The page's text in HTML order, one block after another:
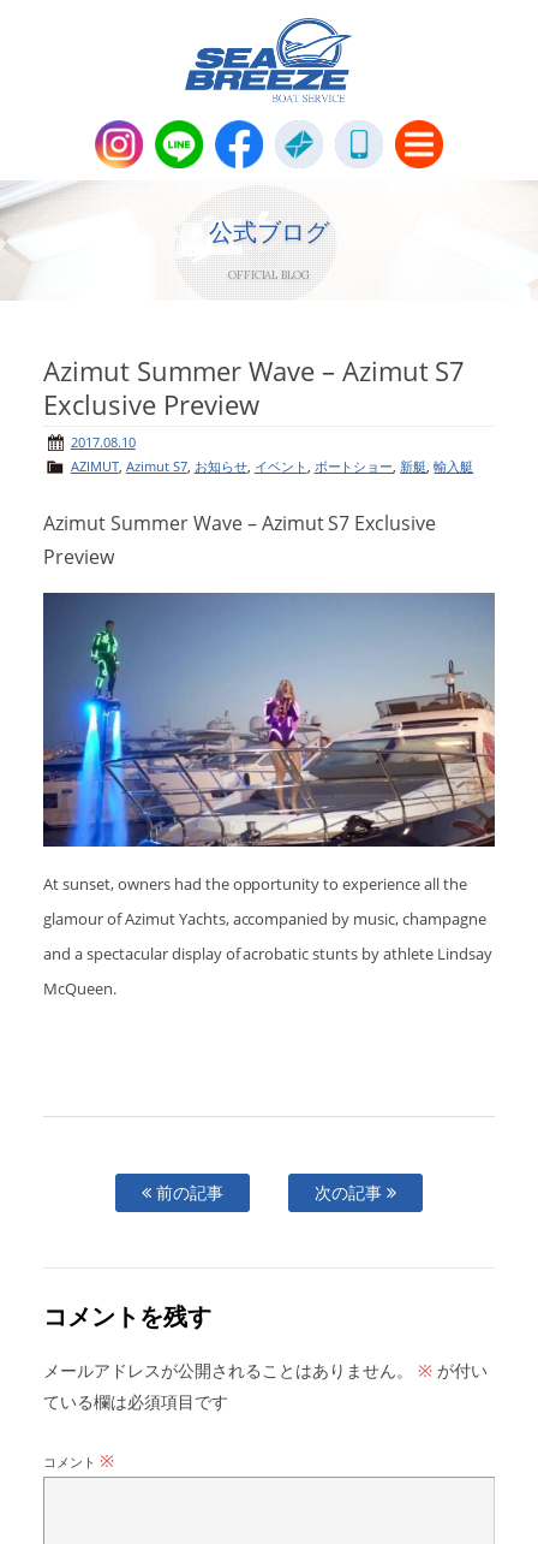
Parts＆Apparel
パーツ販売・アパレル商品
ニュース＆トピックス
お問い合わせ
Links
公式ブログ
OFFICIAL BLOG
Azimut Summer Wave – Azimut S7
Exclusive Preview
2017.08.10
AZIMUT, Azimut S7, お知らせ, イベント ボートショー 新艇 ,輸入艇
Azimut Summer Wave – Azimut S7 Exclusive
Preview
At sunset, owners had the opportunity to experience all the
glamour of Azimut Yachts, accompanied by music, champagne
and a spectacular display of acrobatic stunts by athlete Lindsay
McQueen.
前の記事 次の記事
コメントを残す
メールアドレスが公開されることはありません。 ※が付い
ている欄は必須項目です
コメント ※